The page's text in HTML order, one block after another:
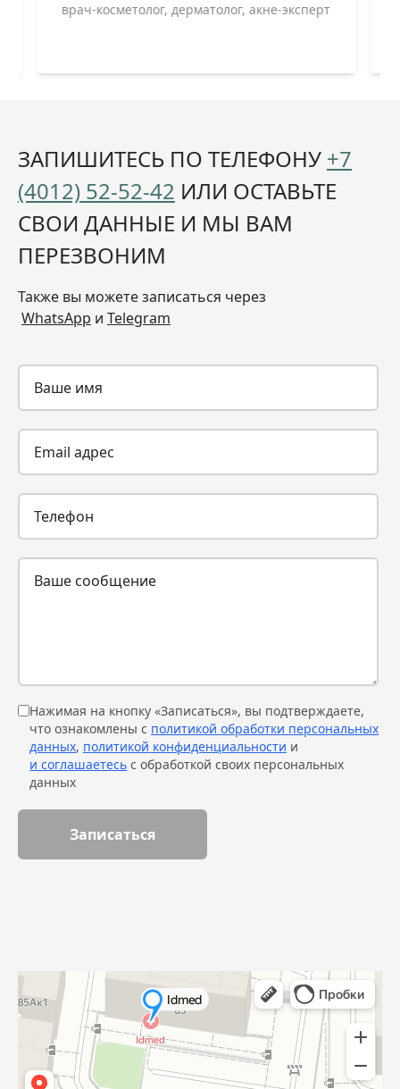
врач-косметолог, дерматолог, акне-эксперт
ЗАПИШИТЕСЬ ПО ТЕЛЕФОНУ +7
(4012) 52-52-42 ИЛИ ОСТАВЬТЕ
СВОИ ДАННЫЕ И МЫ ВАМ
ПЕРЕЗВОНИМ
Также вы можете записаться через
WhatsApp и Telegram
Нажимая на кнопку «Записаться», вы подтверждаете,
что ознакомлены с политикой обработки персональных
данных, политикой конфиденциальности и
и соглашаетесь с обработкой своих персональных
данных
Записаться